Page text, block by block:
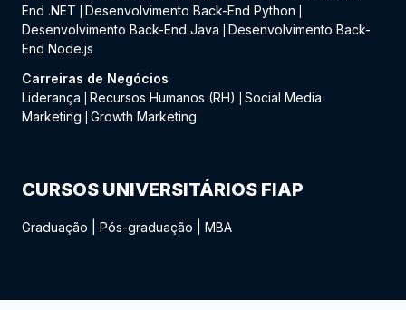
End .NET
Desenvolvimento Back-End Python
Desenvolvimento Back-End Java
Desenvolvimento Back-
End Node.js
Carreiras de Negócios
Liderança
Recursos Humanos (RH)
Social Media
Marketing
Growth Marketing
CURSOS UNIVERSITÁRIOS FIAP
Graduação Pós-graduação MBA